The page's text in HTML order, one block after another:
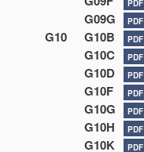
PDF
G09G PDF
G10 G10B PDF
G10C PDF
G10D PDF
G10F PDF
G10G PDF
G10H PDF
G10K PDF